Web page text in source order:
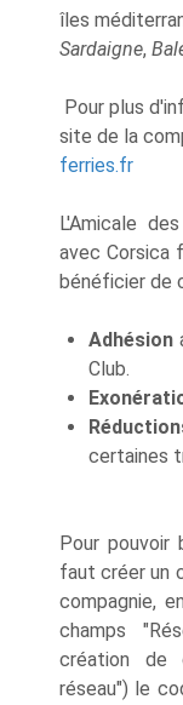
îles
Sardaigne,
Pour plus
site de la
ferries.fr
L'Amicale
avec Corsica
bénéficier de
Adhésion
Club.
certaines
Pour pouvoir
faut créer un
compagnie,
champs
création de
réseau") le